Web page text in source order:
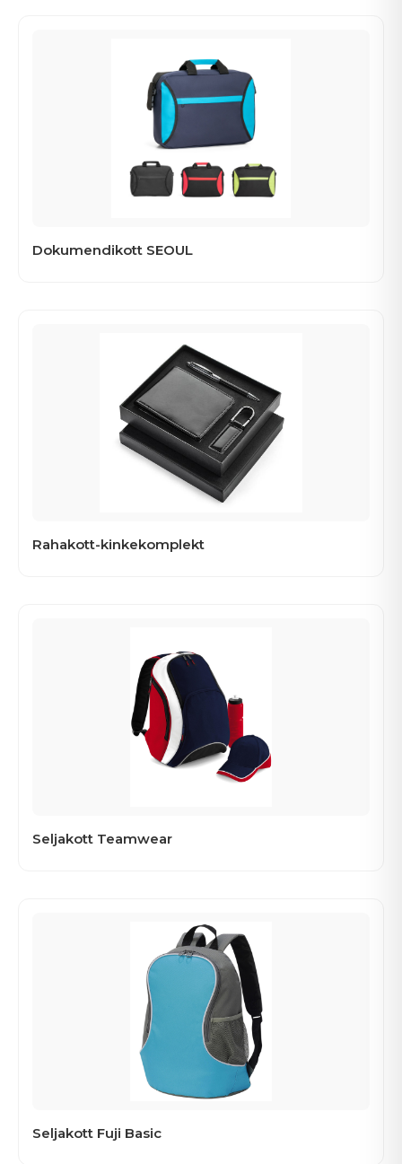
Dokumendikott SEOUL
Rahakott-kinkekomplekt
Seljakott Teamwear
Seljakott Fuji Basic